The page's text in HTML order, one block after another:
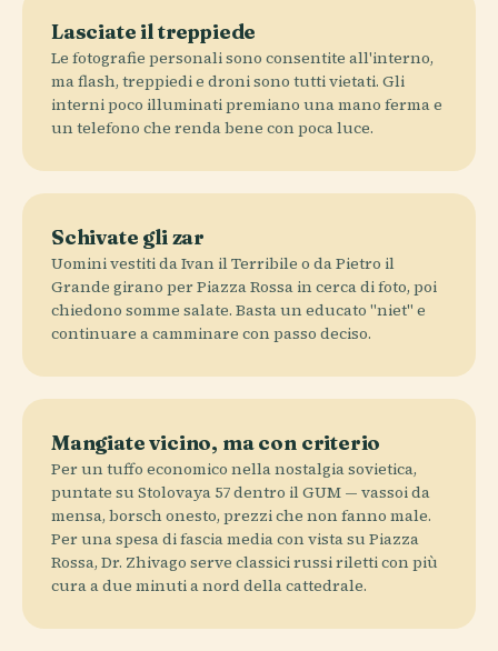
Lasciate il treppiede
Le fotografie personali sono consentite all'interno,
ma flash, treppiedi e droni sono tutti vietati. Gli
interni poco illuminati premiano una mano ferma e
un telefono che renda bene con poca luce.
Schivate gli zar
Uomini vestiti da Ivan il Terribile o da Pietro il
Grande girano per Piazza Rossa in cerca di foto, poi
chiedono somme salate. Basta un educato "niet" e
continuare a camminare con passo deciso.
Mangiate vicino, ma con criterio
Per un tuffo economico nella nostalgia sovietica,
puntate su Stolovaya 57 dentro il GUM — vassoi da
mensa, borsch onesto, prezzi che non fanno male.
Per una spesa di fascia media con vista su Piazza
Rossa, Dr. Zhivago serve classici russi riletti con più
cura a due minuti a nord della cattedrale.